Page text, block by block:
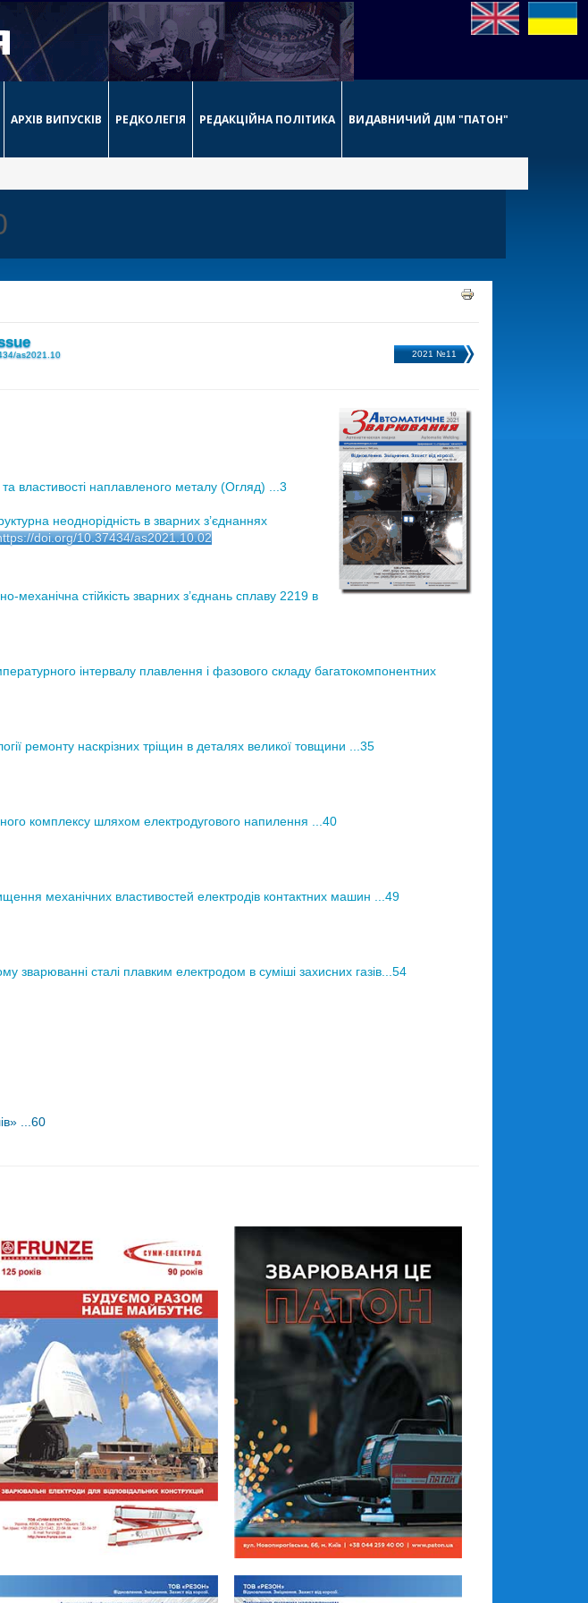
АРХІВ ВИПУСКІВ РЕДКОЛЕГІЯ РЕДАКЦІЙНА ПОЛІТИКА ВИДАВНИЧИЙ ДІМ "ПАТОН"
as2021.10 2021 №11
властивості наплавленого металу (Огляд) ...3
неоднорідність в зварних з’єднаннях
doi.org/10.37434/as2021.10.02
механічна стійкість зварних з’єднань сплаву 2219 в
інтервалу плавлення і фазового складу багатокомпонентних
ремонту наскрізних тріщин в деталях великої товщини ...35
комплексу шляхом електродугового напилення ...40
механічних властивостей електродів контактних машин ...49
зварюванні сталі плавким електродом в суміші захисних газів...54
...60